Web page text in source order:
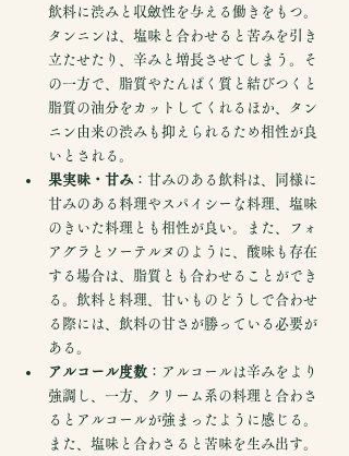
飲料に渋みと収斂性を与える働きをもつ。
タンニンは、塩味と合わせると苦みを引き
立たせたり、辛みと増長させてしまう。そ
の一方で、脂質やたんぱく質と結びつくと
脂質の油分をカットしてくれるほか、タン
ニン由来の渋みも抑えられるため相性が良
いとされる。
果実味・甘み ：甘みのある飲料は、同様に
甘みのある料理やスパイシーな料理、塩味
のきいた料理とも相性が良い。また、フォ
アグラとソーテルヌのように、酸味も存在
する場合は、脂質とも合わせることができ
る。飲料と料理、甘いものどうしで合わせ
る際には、飲料の甘さが勝っている必要が
ある。
アルコール度数 ：アルコールは辛みをより
強調し、一方、クリーム系の料理と合わさ
るとアルコールが強まったように感じる。
また、塩味と合わさると苦味を生み出す。